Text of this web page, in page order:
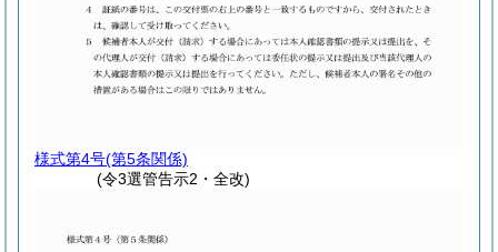
様式第4号(第5条関係)
(令3選管告示2・全改)